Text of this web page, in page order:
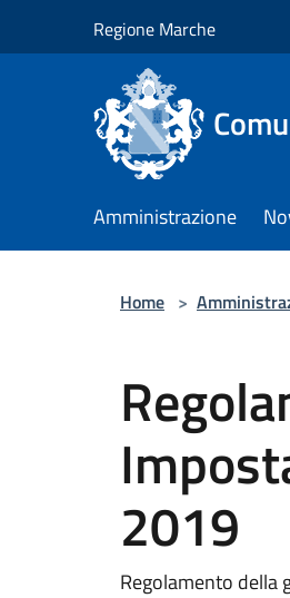
Regione Marche
Amministrazione
Home >
2019
Regolamento della